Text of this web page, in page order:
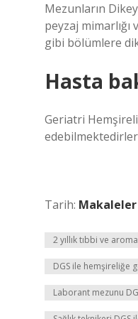
Mezunların
peyzaj
gibi bölümlere
Hasta
Geriatri
Tarih: Makaleler
2 yıllık tıbbi ve
DGS ile hemşireliğe
Laborant mezunu